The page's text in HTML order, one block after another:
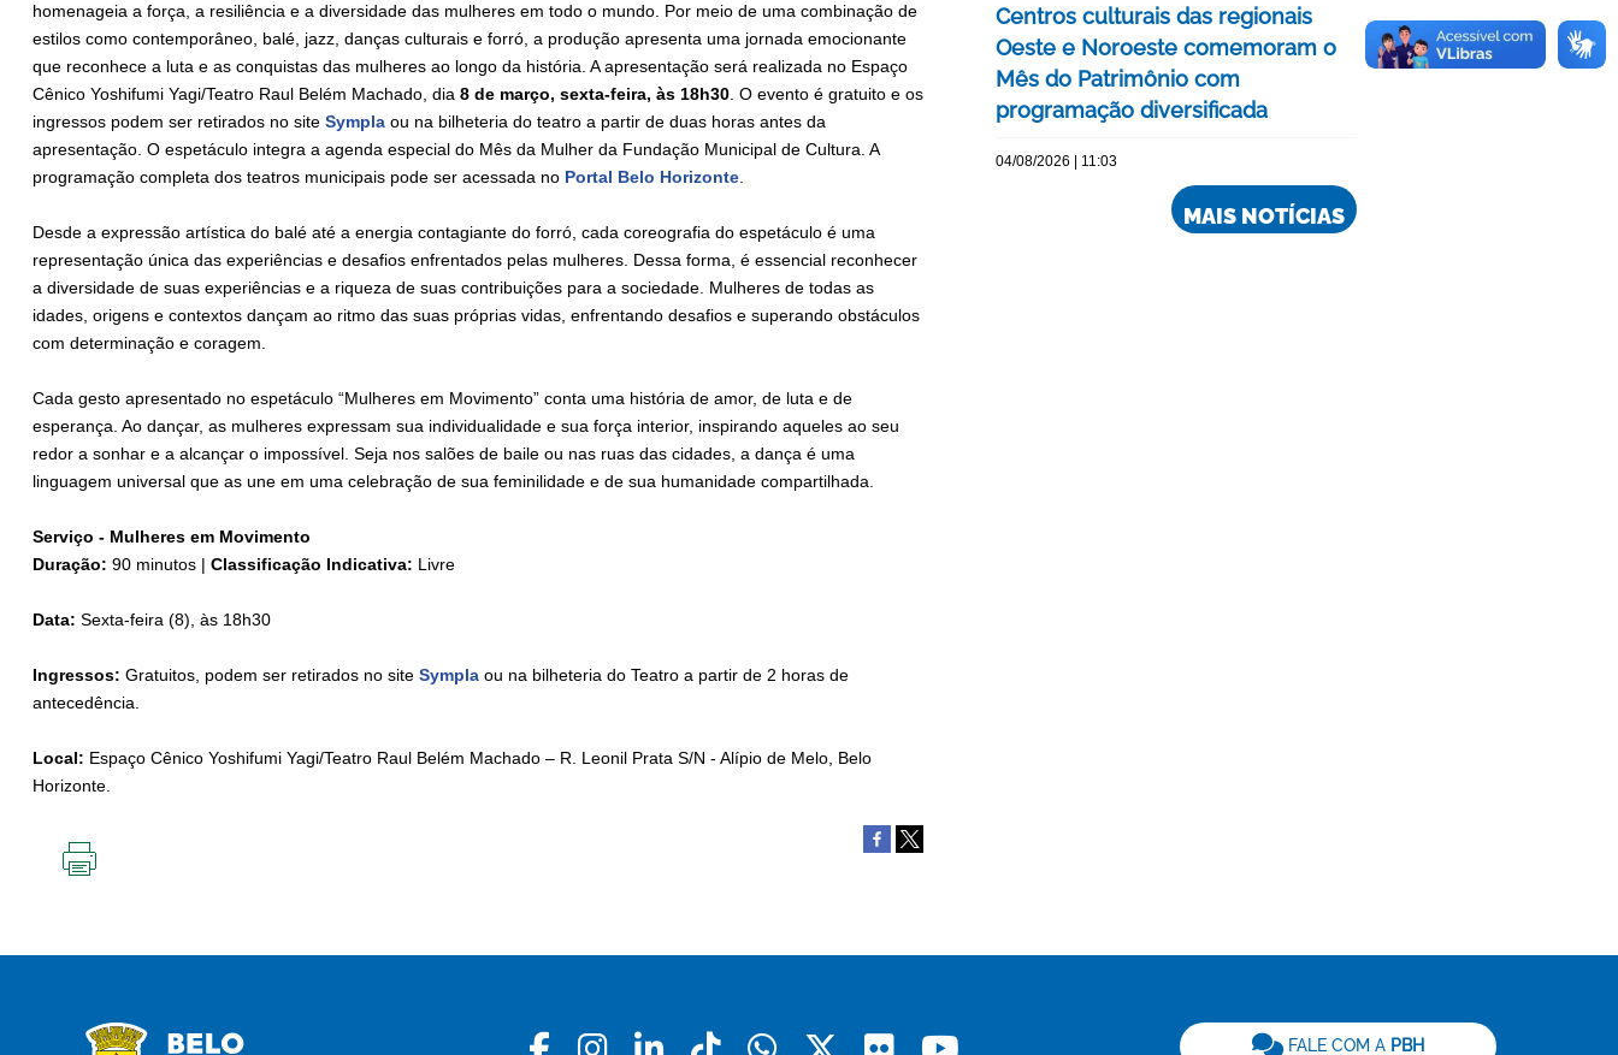
homenageia a força, a resiliência e a diversidade das mulheres em todo o mundo. Por meio de uma combinação de
estilos como contemporâneo, balé, jazz, danças culturais e forró, a produção apresenta uma jornada emocionante
que reconhece a luta e as conquistas das mulheres ao longo da história. A apresentação será realizada no Espaço
Cênico Yoshifumi Yagi/Teatro Raul Belém Machado, dia 8 de março, sexta-feira, às 18h30. O evento é gratuito e os
ingressos podem ser retirados no site Sympla ou na bilheteria do teatro a partir de duas horas antes da
apresentação. O espetáculo integra a agenda especial do Mês da Mulher da Fundação Municipal de Cultura. A
programação completa dos teatros municipais pode ser acessada no Portal Belo Horizonte.
Desde a expressão artística do balé até a energia contagiante do forró, cada coreografia do espetáculo é uma
representação única das experiências e desafios enfrentados pelas mulheres. Dessa forma, é essencial reconhecer
a diversidade de suas experiências e a riqueza de suas contribuições para a sociedade. Mulheres de todas as
idades, origens e contextos dançam ao ritmo das suas próprias vidas, enfrentando desafios e superando obstáculos
com determinação e coragem.
Cada gesto apresentado no espetáculo “Mulheres em Movimento” conta uma história de amor, de luta e de
esperança. Ao dançar, as mulheres expressam sua individualidade e sua força interior, inspirando aqueles ao seu
redor a sonhar e a alcançar o impossível. Seja nos salões de baile ou nas ruas das cidades, a dança é uma
linguagem universal que as une em uma celebração de sua feminilidade e de sua humanidade compartilhada.
Serviço - Mulheres em Movimento
Duração: 90 minutos | Classificação Indicativa: Livre
Data: Sexta-feira (8), às 18h30
Ingressos: Gratuitos, podem ser retirados no site Sympla ou na bilheteria do Teatro a partir de 2 horas de
antecedência.
Local: Espaço Cênico Yoshifumi Yagi/Teatro Raul Belém Machado – R. Leonil Prata S/N - Alípio de Melo, Belo
Horizonte.
Centros culturais das regionais
Oeste e Noroeste comemoram o
Mês do Patrimônio com
programação diversificada
04/08/2026 | 11:03
MAIS NOTÍCIAS
FALE COM A PBH